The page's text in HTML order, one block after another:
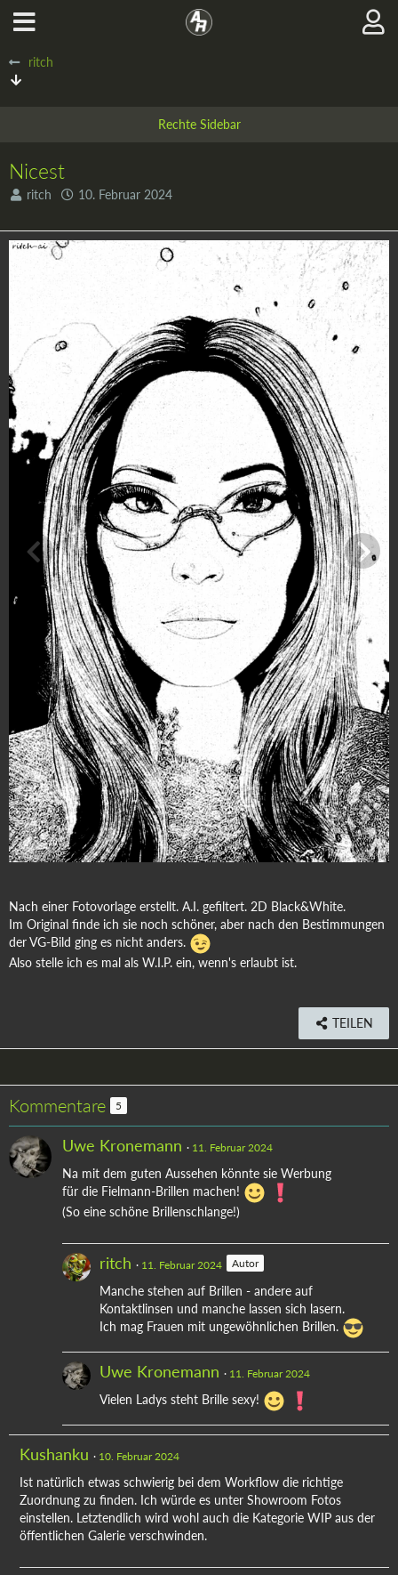
ritch
Nicest
ritch 10. Februar 2024
Nach einer Fotovorlage erstellt. A.I. gefiltert. 2D Black&White.
Im Original finde ich sie noch schöner, aber nach den Bestimmungen
der VG-Bild ging es nicht anders.
Also stelle ich es mal als W.I.P. ein, wenn's erlaubt ist.
TEILEN
Kommentare 5
Uwe Kronemann 11. Februar 2024
Na mit dem guten Aussehen könnte sie Werbung
für die Fielmann-Brillen machen!
(So eine schöne Brillenschlange!)
ritch 11. Februar 2024 Autor
Manche stehen auf Brillen - andere auf
Kontaktlinsen und manche lassen sich lasern.
Ich mag Frauen mit ungewöhnlichen Brillen.
Uwe Kronemann 11. Februar 2024
Vielen Ladys steht Brille sexy!
Kushanku 10. Februar 2024
Ist natürlich etwas schwierig bei dem Workflow die richtige
Zuordnung zu finden. Ich würde es unter Showroom Fotos
einstellen. Letztendlich wird wohl auch die Kategorie WIP aus der
öffentlichen Galerie verschwinden.